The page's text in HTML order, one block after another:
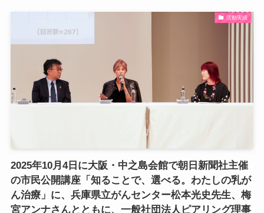
活動実績
2025年10月4日に大阪・中之島会館で朝日新聞社主催
の市民公開講座「知ることで、選べる。わたしの乳が
ん治療」に、兵庫県立がんセンター松本光史先生、梅
宮アンナさんとともに、一般社団法人ピアリング理事